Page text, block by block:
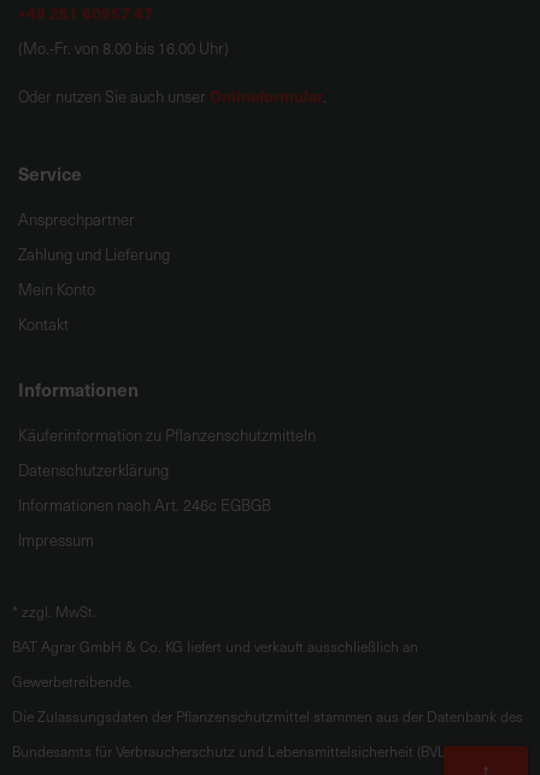
+49 251 60957 47
(Mo.-Fr. von 8.00 bis 16.00 Uhr)
Oder nutzen Sie auch unser Onlineformular.
Service
Ansprechpartner
Zahlung und Lieferung
Mein Konto
Kontakt
Informationen
Käuferinformation zu Pflanzenschutzmitteln
Datenschutzerklärung
Informationen nach Art. 246c EGBGB
Impressum
* zzgl. MwSt.
BAT Agrar GmbH & Co. KG liefert und verkauft ausschließlich an
Gewerbetreibende.
Die Zulassungsdaten der Pflanzenschutzmittel stammen aus der Datenbank des
Bundesamts für Verbraucherschutz und Lebensmittelsicherheit (BVL).
Zum
↑